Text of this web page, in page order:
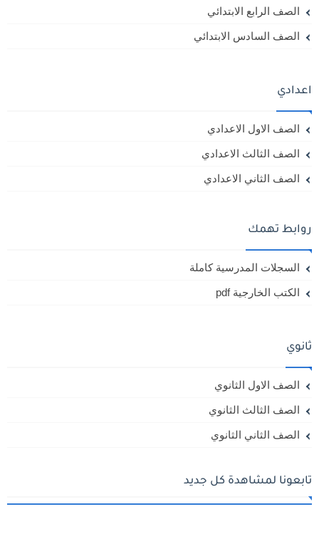
الصف الرابع الابتدائي
الصف السادس الابتدائي
اعدادي
الصف الاول الاعدادي
الصف الثالث الاعدادي
الصف الثاني الاعدادي
روابط تهمك
السجلات المدرسية كاملة
الكتب الخارجية pdf
ثانوي
الصف الاول الثانوي
الصف الثالث الثانوي
الصف الثاني الثانوي
تابعونا لمشاهدة كل جديد